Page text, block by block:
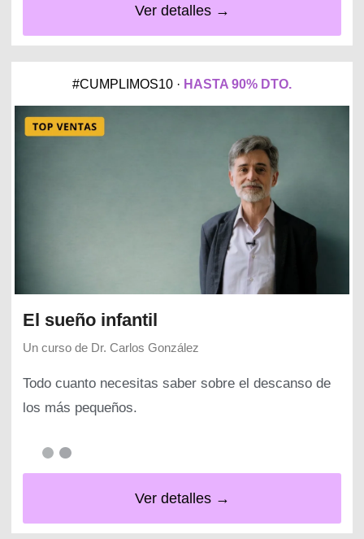
Ver detalles →
#CUMPLIMOS10 · HASTA 90% DTO.
El sueño infantil
Un curso de Dr. Carlos González
Todo cuanto necesitas saber sobre el descanso de
los más pequeños.
Ver detalles →